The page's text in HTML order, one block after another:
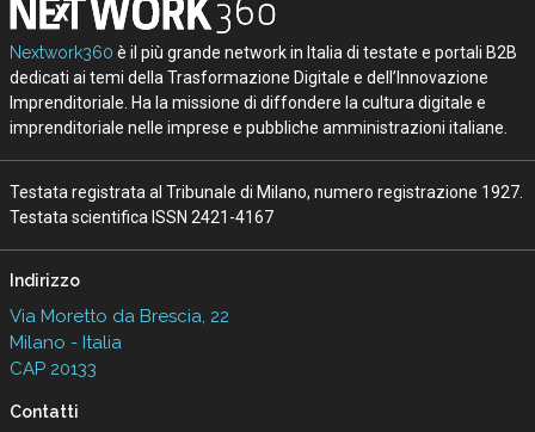
Nextwork360 è il più grande network in Italia di testate e portali B2B
dedicati ai temi della Trasformazione Digitale e dell’Innovazione
Imprenditoriale. Ha la missione di diffondere la cultura digitale e
imprenditoriale nelle imprese e pubbliche amministrazioni italiane.
Testata registrata al Tribunale di Milano, numero registrazione 1927.
Testata scientifica ISSN 2421-4167
Indirizzo
Via Moretto da Brescia, 22
Milano - Italia
CAP 20133
Contatti